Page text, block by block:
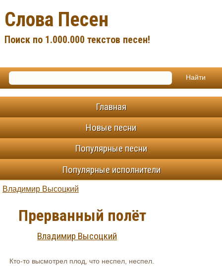
Слова Песен
Поиск по 1.000.000 текстов песен!
Главная
Новые песни
Популярные песни
Популярные исполнители
Владимир Высоцкий
Прерванный полёт
Владимир Высоцкий
Кто-то высмотрел плод, что неспел, неспел.